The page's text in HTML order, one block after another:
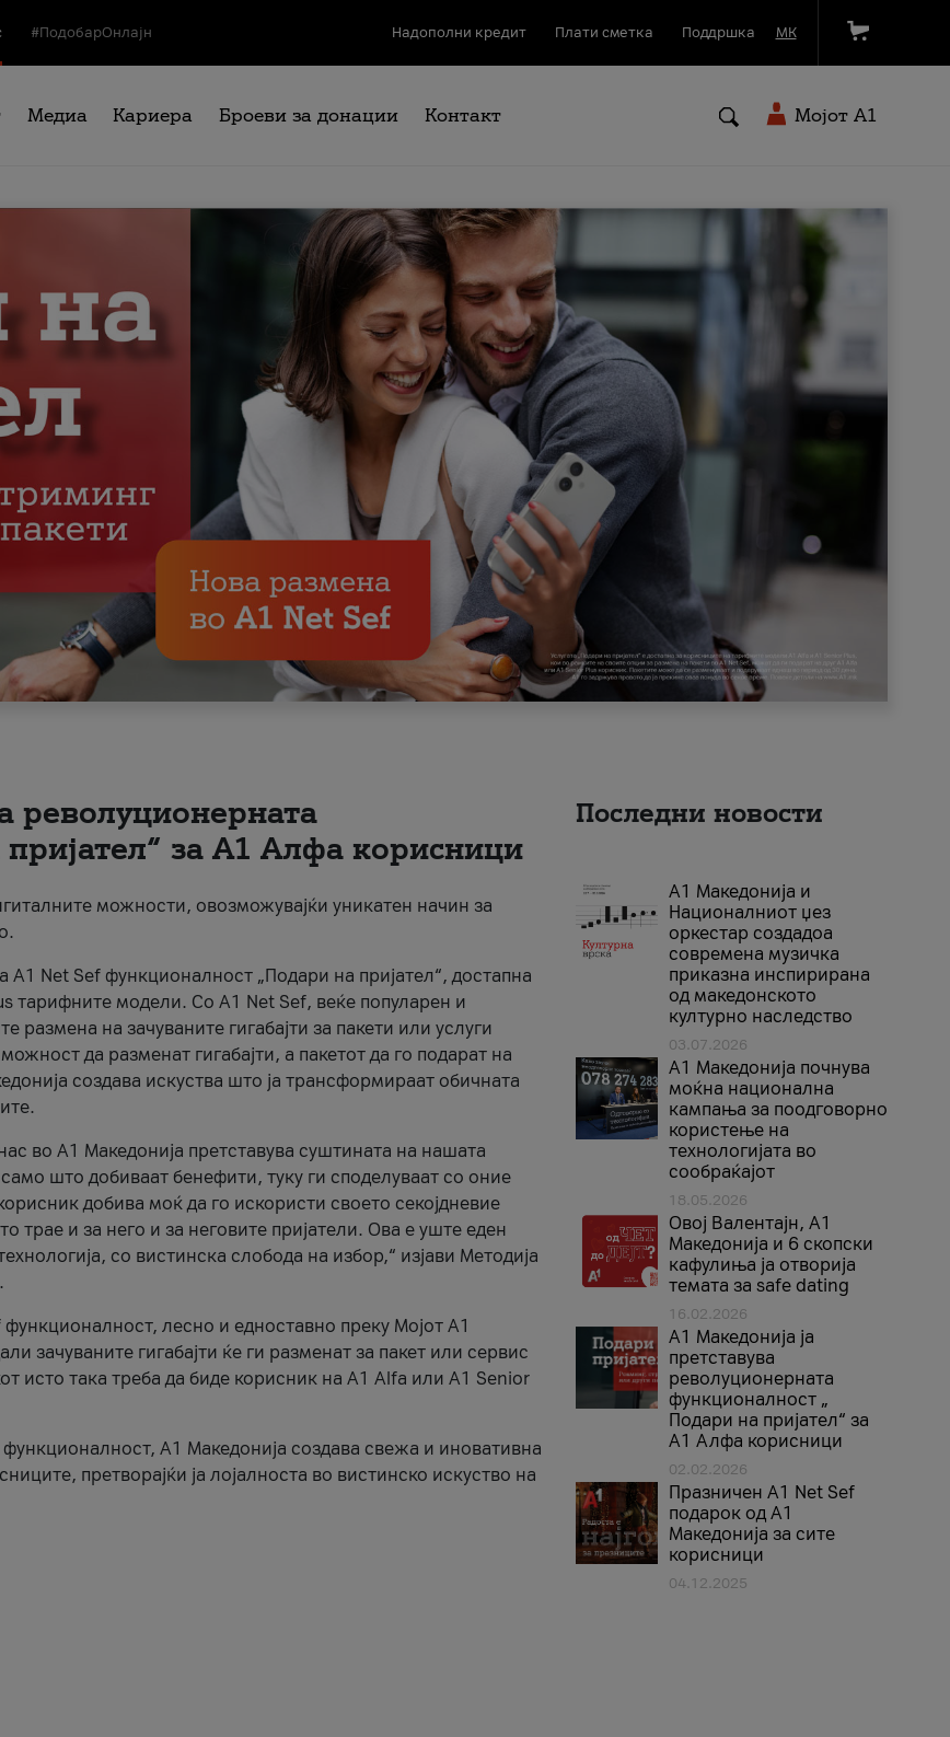
#ПодобарОнлајн Надополни кредит Плати сметка Поддршка МК
Медиа Кариера Броеви за донации Контакт Мојот A1
револуционерната
за А1 Алфа корисници
можности, овозможувајќи уникатен начин за
Net Sef функционалност „Подари на пријател“, достапна
тарифните модели. Со A1 Net Sef, веќе популарен и
на зачуваните гигабајти за пакети или услуги
да разменат гигабајти, а пакетот да го подарат на
создава искуства што ја трансформираат обичната
во А1 Македонија претставува суштината на нашата
што добиваат бенефити, туку ги споделуваат со оние
добива моќ да го искористи своето секојдневие
и за него и за неговите пријатели. Ова е уште еден
со вистинска слобода на избор,“ изјави Методија
лесно и едноставно преку Мојот А1
зачуваните гигабајти ќе ги разменат за пакет или сервис
исто така треба да биде корисник на А1 Alfa или A1 Senior
А1 Македонија создава свежа и иновативна
претворајќи ја лојалноста во вистинско искуство на
Последни новости
А1 Македонија и
Националниот џез
оркестар создадоа
современа музичка
приказна инспирирана
од македонското
културно наследство
03.07.2026
A1 Македонија почнува
моќна национална
кампања за поодговорно
користење на
технологијата во
сообраќајот
18.05.2026
Овој Валентајн, A1
Македонија и 6 скопски
кафулиња ја отворија
темата за safe dating
16.02.2026
А1 Македонија ја
претставува
револуционерната
функционалност „
Подари на пријател“ за
А1 Алфа корисници
02.02.2026
Празничен A1 Net Sеf
подарок од А1
Македонија за сите
корисници
04.12.2025